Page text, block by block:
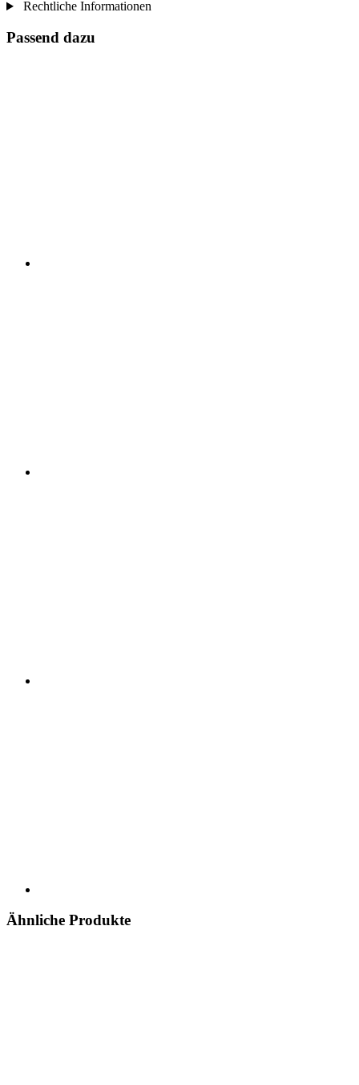
Rechtliche Informationen
Passend dazu
Ähnliche Produkte